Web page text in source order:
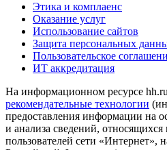
Этика и комплаенс
Оказание услуг
Использование сайтов
Защита персональных
Пользовательское
ИТ аккредитация
На информационном ресурсе hh.ru
рекомендательные технологии
предоставления информации на
и анализа сведений,
пользователей сети «Интернет»,